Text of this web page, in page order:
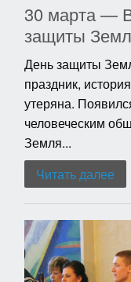
30 марта —
защиты
День защиты
праздник,
утеряна.
человеческим
Земля...
Читать далее